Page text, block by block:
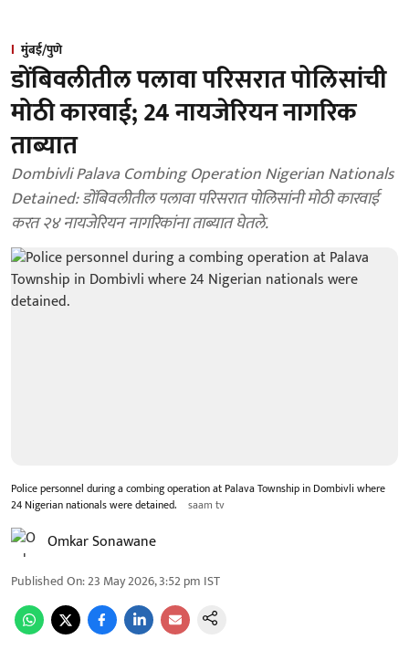
मुंबई/पुणे
डोंबिवलीतील पलावा परिसरात पोलिसांची
मोठी कारवाई; 24 नायजेरियन नागरिक
ताब्यात
Dombivli Palava Combing Operation Nigerian Nationals
Detained: डोंबिवलीतील पलावा परिसरात पोलिसांनी मोठी कारवाई
करत २४ नायजेरियन नागरिकांना ताब्यात घेतले.
Police personnel during a combing operation at Palava Township in Dombivli where
24 Nigerian nationals were detained.
saam tv
Omkar Sonawane
Published On:23 May 2026, 3:52 pm IST